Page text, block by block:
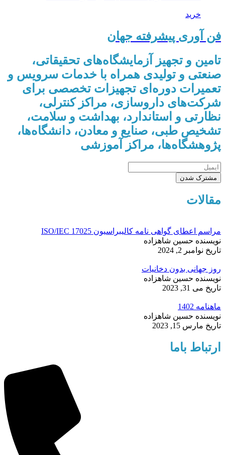
خرید
فن آوری پیشرفته جهان
تامین و تجهیز آزمایشگاه‌های تحقیقاتی،
صنعتی و تولیدی همراه با خدمات سرویس و
تعمیرات دوره‌ای تجهیزات تخصصی برای
شرکت‌های داروسازی، مراکز کنترلی،
نظارتی و استاندارد، بهداشت و سلامت،
تشخیص طبی، صنایع و معادن، دانشگاه‌ها،
پژوهشگاه‌ها، مراکز آموزشی
مشترک شدن
مقالات
مراسم اعطای گواهی نامه کالیبراسیون ISO/IEC 17025
نویسنده حسین شاهزاده
تاریخ نوامبر 2, 2024
روز جهانی بدون دخانیات
نویسنده حسین شاهزاده
تاریخ می 31, 2023
ماهنامه 1402
نویسنده حسین شاهزاده
تاریخ مارس 15, 2023
ارتباط باما